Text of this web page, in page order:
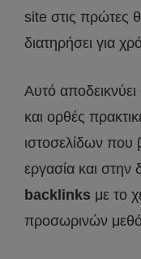
site στις πρώτες
διατηρήσει για
Αυτό
και ορθές
ιστοσελίδων που
εργασία και στην
backlinks με το
προσωρινών